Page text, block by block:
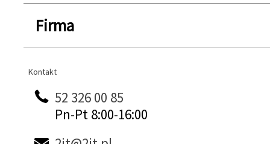
Firma
Kontakt
Kontakt
52 326 00 85
Pn-Pt 8:00-16:00